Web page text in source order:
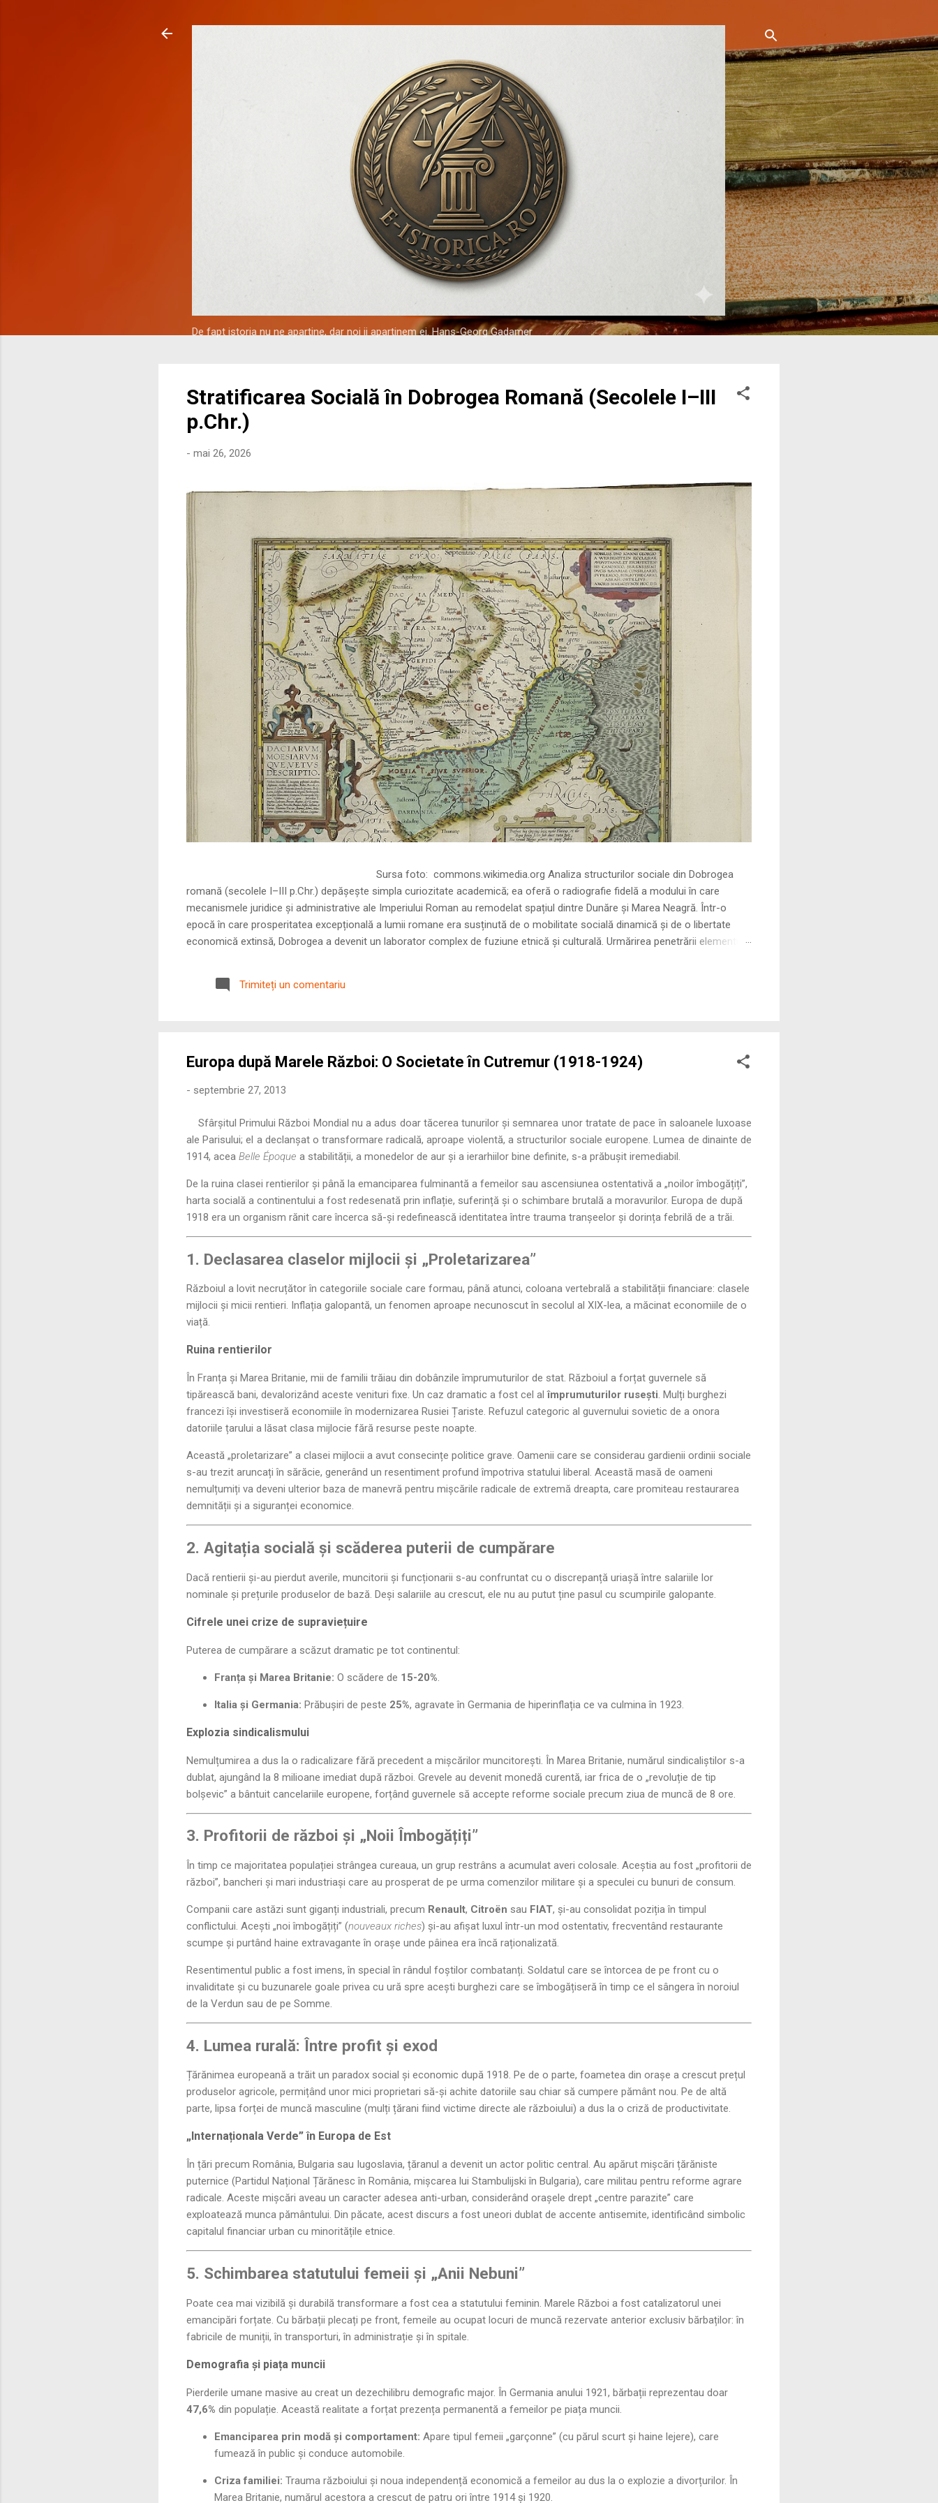
De fapt istoria nu ne apartine, dar noi ii apartinem ei. Hans-Georg Gadamer
Stratificarea Socială în Dobrogea Romană (Secolele I–III
p.Chr.)
- mai 26, 2026
Sursa foto: commons.wikimedia.org Analiza structurilor sociale din Dobrogea
romană (secolele I–III p.Chr.) depășește simpla curiozitate academică; ea oferă o radiografie fidelă a modului în care
mecanismele juridice și administrative ale Imperiului Roman au remodelat spațiul dintre Dunăre și Marea Neagră. Într-o
epocă în care prosperitatea excepțională a lumii romane era susținută de o mobilitate socială dinamică și de o libertate
economică extinsă, Dobrogea a devenit un laborator complex de fuziune etnică și culturală. Urmărirea penetrării elementului
precizie profunzimea și ritmul procesului de rom...
Trimiteți un comentariu
Europa după Marele Război: O Societate în Cutremur (1918-1924)
- septembrie 27, 2013
Sfârșitul Primului Război Mondial nu a adus doar tăcerea tunurilor și semnarea unor tratate de pace în saloanele luxoase
ale Parisului; el a declanșat o transformare radicală, aproape violentă, a structurilor sociale europene. Lumea de dinainte de
1914, acea Belle Époque a stabilității, a monedelor de aur și a ierarhiilor bine definite, s-a prăbușit iremediabil.
De la ruina clasei rentierilor și până la emanciparea fulminantă a femeilor sau ascensiunea ostentativă a „noilor îmbogățiți”,
harta socială a continentului a fost redesenată prin inflație, suferință și o schimbare brutală a moravurilor. Europa de după
1918 era un organism rănit care încerca să-și redefinească identitatea între trauma tranșeelor și dorința febrilă de a trăi.
1. Declasarea claselor mijlocii și „Proletarizarea”
Războiul a lovit necruțător în categoriile sociale care formau, până atunci, coloana vertebrală a stabilității financiare: clasele
mijlocii și micii rentieri. Inflația galopantă, un fenomen aproape necunoscut în secolul al XIX-lea, a măcinat economiile de o
viață.
Ruina rentierilor
În Franța și Marea Britanie, mii de familii trăiau din dobânzile împrumuturilor de stat. Războiul a forțat guvernele să
tipărească bani, devalorizând aceste venituri fixe. Un caz dramatic a fost cel alîmprumuturilor rusești. Mulți burghezi
francezi își investiseră economiile în modernizarea Rusiei Țariste. Refuzul categoric al guvernului sovietic de a onora
datoriile țarului a lăsat clasa mijlocie fără resurse peste noapte.
Această „proletarizare” a clasei mijlocii a avut consecințe politice grave. Oamenii care se considerau gardienii ordinii sociale
s-au trezit aruncați în sărăcie, generând un resentiment profund împotriva statului liberal. Această masă de oameni
nemulțumiți va deveni ulterior baza de manevră pentru mișcările radicale de extremă dreapta, care promiteau restaurarea
demnității și a siguranței economice.
2. Agitația socială și scăderea puterii de cumpărare
Dacă rentierii și-au pierdut averile, muncitorii și funcționarii s-au confruntat cu o discrepanță uriașă între salariile lor
nominale și prețurile produselor de bază. Deși salariile au crescut, ele nu au putut ține pasul cu scumpirile galopante.
Cifrele unei crize de supraviețuire
Puterea de cumpărare a scăzut dramatic pe tot continentul:
Franța și Marea Britanie: O scădere de 15-20%
Italia și Germania: Prăbușiri de peste 25%, agravate în Germania de hiperinflația ce va culmina în 1923.
Explozia sindicalismului
Nemulțumirea a dus la o radicalizare fără precedent a mișcărilor muncitorești. În Marea Britanie, numărul sindicaliștilor s-a
dublat, ajungând la 8 milioane imediat după război. Grevele au devenit monedă curentă, iar frica de o „revoluție de tip
bolșevic” a bântuit cancelariile europene, forțând guvernele să accepte reforme sociale precum ziua de muncă de 8 ore.
3. Profitorii de război și „Noii Îmbogățiți”
În timp ce majoritatea populației strângea cureaua, un grup restrâns a acumulat averi colosale. Aceștia au fost „profitorii de
război”, bancheri și mari industriași care au prosperat de pe urma comenzilor militare și a speculei cu bunuri de consum.
Companii care astăzi sunt giganți industriali, precum Renault, Citroën sau FIAT, și-au consolidat poziția în timpul
conflictului. Acești „noi îmbogățiți” (nouveaux riches) și-au afișat luxul într-un mod ostentativ, frecventând restaurante
scumpe și purtând haine extravagante în orașe unde pâinea era încă raționalizată.
Resentimentul public a fost imens, în special în rândul foștilor combatanți. Soldatul care se întorcea de pe front cu o
invaliditate și cu buzunarele goale privea cu ură spre acești burghezi care se îmbogățiseră în timp ce el sângera în noroiul
de la Verdun sau de pe Somme.
4. Lumea rurală: Între profit și exod
Țărănimea europeană a trăit un paradox social și economic după 1918. Pe de o parte, foametea din orașe a crescut prețul
produselor agricole, permițând unor mici proprietari să-și achite datoriile sau chiar să cumpere pământ nou. Pe de altă
parte, lipsa forței de muncă masculine (mulți țărani fiind victime directe ale războiului) a dus la o criză de productivitate.
„Internaționala Verde” în Europa de Est
În țări precum România, Bulgaria sau Iugoslavia, țăranul a devenit un actor politic central. Au apărut mișcări țărăniste
puternice (Partidul Național Țărănesc în România, mișcarea lui Stambulijski în Bulgaria), care militau pentru reforme agrare
radicale. Aceste mișcări aveau un caracter adesea anti-urban, considerând orașele drept „centre parazite” care
exploatează munca pământului. Din păcate, acest discurs a fost uneori dublat de accente antisemite, identificând simbolic
capitalul financiar urban cu minoritățile etnice.
5. Schimbarea statutului femeii și „Anii Nebuni”
Poate cea mai vizibilă și durabilă transformare a fost cea a statutului feminin. Marele Război a fost catalizatorul unei
emancipări forțate. Cu bărbații plecați pe front, femeile au ocupat locuri de muncă rezervate anterior exclusiv bărbaților: în
fabricile de muniții, în transporturi, în administrație și în spitale.
Demografia și piața muncii
Pierderile umane masive au creat un dezechilibru demografic major. În Germania anului 1921, bărbații reprezentau doar
47,6% din populație. Această realitate a forțat prezența permanentă a femeilor pe piața muncii.
Emanciparea prin modă și comportament: Apare tipul femeii „garçonne” (cu părul scurt și haine lejere), care
fumează în public și conduce automobile.
Criza familiei: Trauma războiului și noua independență economică a femeilor au dus la o explozie a divorțurilor. În
Marea Britanie, numărul acestora a crescut de patru ori între 1914 și 1920.